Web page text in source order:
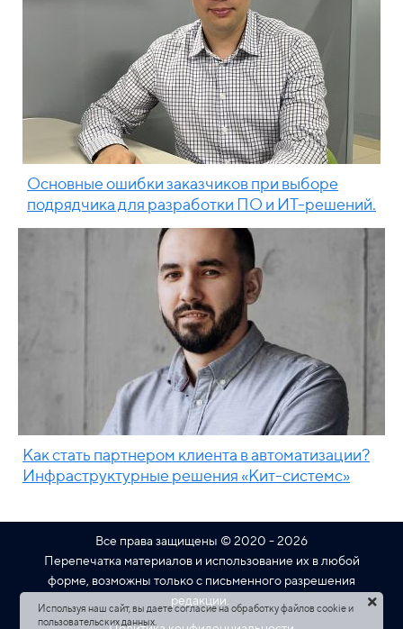
Основные ошибки заказчиков при выборе
подрядчика для разработки ПО и ИТ-решений.
Как стать партнером клиента в автоматизации?
Инфраструктурные решения «Кит-системс»
Все права защищены © 2020 - 2026
Перепечатка материалов и использование их в любой
форме, возможны только с письменного разрешения
редакции.
Используя наш сайт, вы даете согласие на обработку файлов cookie и
пользовательских данных.